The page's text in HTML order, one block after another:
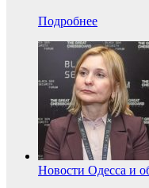
Подробнее
Новости Одесса и